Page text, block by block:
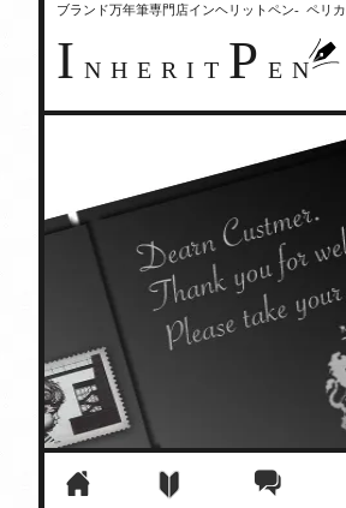
ブランド万年筆専門店インヘリットペン- ペリ
I NHERIT P EN